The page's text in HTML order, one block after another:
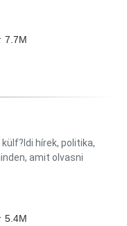
7.7M
hírek, politika,
amit olvasni
5.4M